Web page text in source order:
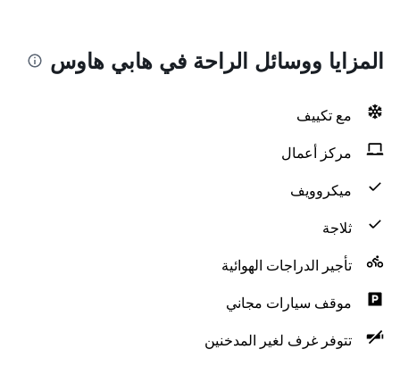
المزايا ووسائل الراحة في هابي هاوس
مع تكييف
مركز أعمال
ميكروويف
ثلاجة
تأجير الدراجات الهوائية
موقف سيارات مجاني
تتوفر غرف لغير المدخنين